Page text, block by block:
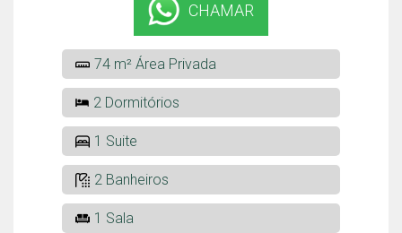
CHAMAR
74 m² Área Privada
2 Dormitórios
1 Suite
2 Banheiros
1 Sala